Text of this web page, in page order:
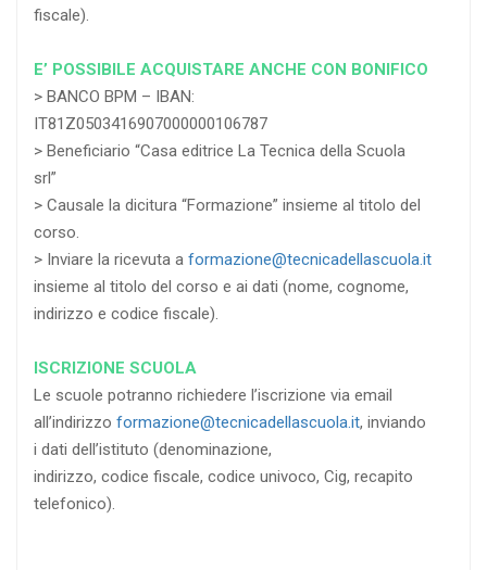
fiscale).
E’ POSSIBILE ACQUISTARE ANCHE CON BONIFICO
> BANCO BPM – IBAN:
IT81Z0503416907000000106787
> Beneficiario “Casa editrice La Tecnica della Scuola
srl”
> Causale la dicitura “Formazione” insieme al titolo del
corso.
> Inviare la ricevuta a formazione@tecnicadellascuola.it
insieme al titolo del corso e ai dati (nome, cognome,
indirizzo e codice fiscale).
ISCRIZIONE SCUOLA
Le scuole potranno richiedere l’iscrizione via email
all’indirizzo formazione@tecnicadellascuola.it, inviando
i dati dell’istituto (denominazione,
indirizzo, codice fiscale, codice univoco, Cig, recapito
telefonico).